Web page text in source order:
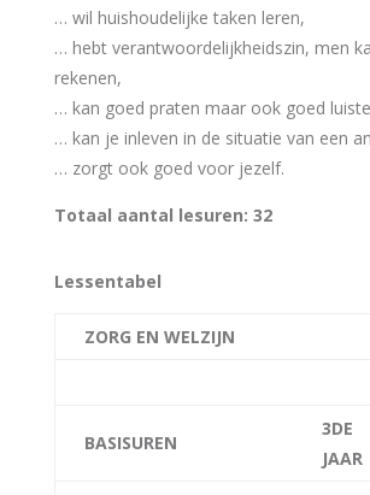
… wil huishoudelijke taken leren,
… hebt verantwoordelijkheidszin, men
rekenen,
… kan goed praten maar ook goed
… kan je inleven in de situatie van een
… zorgt ook goed voor jezelf.
Totaal aantal lesuren: 32
Lessentabel
ZORG EN WELZIJN
BASISUREN
3DE
JAAR